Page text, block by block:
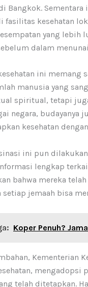
Bangkok.
fasilitas kesehatan
yang lebih
dalam
ini memang
manusia yang
spiritual, tetapi
negara, budayanya
kesehatan
ini pun
lengkap
bahwa mereka
setiap jemaah bisa
Koper Penuh?
Kementerian
mengadopsi
telah ditetapkan.